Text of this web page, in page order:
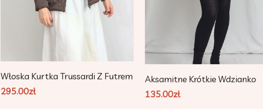
Dodaj Do Koszyka
Włoska Kurtka Trussardi Z Futrem
295.00zł
Dodaj Do Koszyka
Aksamitne Krótkie Wdzianko
135.00zł